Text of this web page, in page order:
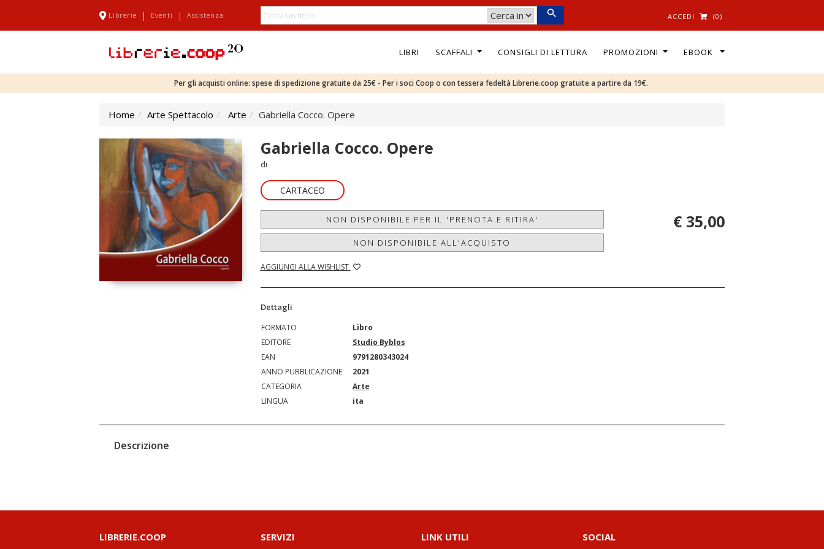
Librerie | Eventi | Assistenza ACCEDI (0)
LIBRI SCAFFALI CONSIGLI DI LETTURA PROMOZIONI EBOOK
Per gli acquisti online: spese di spedizione gratuite da 25€ - Per i soci Coop o con tessera fedeltà Librerie.coop gratuite a partire da 19€.
Home Arte Spettacolo Arte Gabriella Cocco. Opere
Gabriella Cocco. Opere
di
CARTACEO
NON DISPONIBILE PER IL 'PRENOTA E RITIRA'
NON DISPONIBILE ALL'ACQUISTO
AGGIUNGI ALLA WISHLIST
€ 35,00
Dettagli
FORMATO
Libro
EDITORE
Studio Byblos
EAN
9791280343024
ANNO PUBBLICAZIONE
2021
CATEGORIA
Arte
LINGUA
ita
Descrizione
LIBRERIE.COOP SERVIZI LINK UTILI SOCIAL